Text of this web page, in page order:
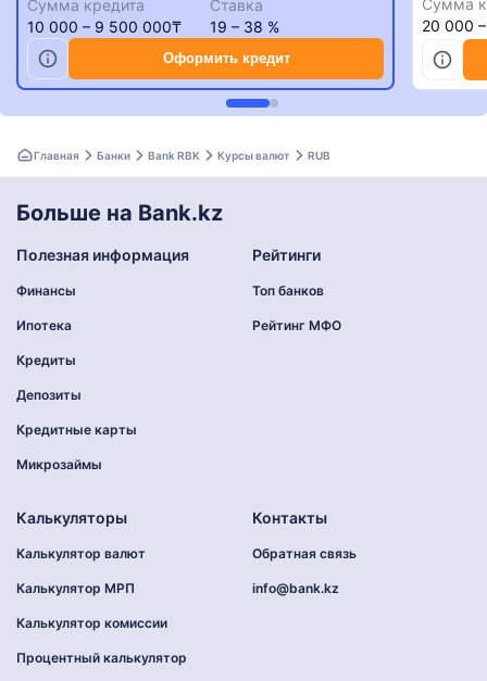
Сумма кредита
10 000 – 9 500 000₸
Ставка
19 – 38 %
Оформить кредит
Сумма
20 000
Главная Банки Bank RBK Курсы валют RUB
Больше на Bank.kz
Полезная информация
Финансы
Ипотека
Кредиты
Депозиты
Кредитные карты
Микрозаймы
Рейтинги
Топ банков
Рейтинг МФО
Калькуляторы
Калькулятор валют
Калькулятор МРП
Калькулятор комиссии
Процентный калькулятор
Контакты
Обратная связь
info@bank.kz